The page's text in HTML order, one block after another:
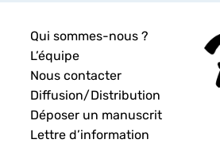
Qui sommes-nous ?
L’équipe
Nous contacter
Diffusion/Distribution
Déposer un manuscrit
Lettre d’information